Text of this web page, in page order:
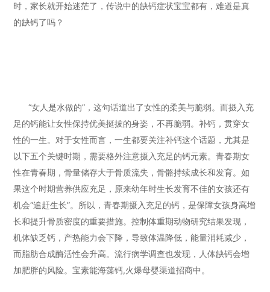
时，家长就开始迷茫了，传说中的缺钙症状宝宝都有，难道是真
的缺钙了吗？
“女人是水做的”，这句话道出了女性的柔美与脆弱。而摄入充
足的钙能让女性保持优美挺拔的身姿，不再脆弱。补钙，贯穿女
性的一生。对于女性而言，一生都要关注补钙这个话题，尤其是
以下五个关键时期，需要格外注意摄入充足的钙元素。青春期女
性在青春期，骨量储存大于骨质流失，骨骼持续成长和发育。如
果这个时期营养供应充足，原来幼年时生长发育不佳的女孩还有
机会“追赶生长”。所以，青春期摄入充足的钙，是保障女孩身高增
长和提升骨质密度的重要措施。控制体重期动物研究结果发现，
机体缺乏钙，产热能力会下降，导致体温降低，能量消耗减少，
而脂肪合成酶活性会升高。流行病学调查也发现，人体缺钙会增
加肥胖的风险。宝素能海藻钙,火爆母婴渠道招商中。